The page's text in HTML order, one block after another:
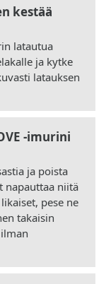
kestää
latautua
ja kytke
latauksen
-imurini
ja poista
napauttaa niitä
pese ne
takaisin